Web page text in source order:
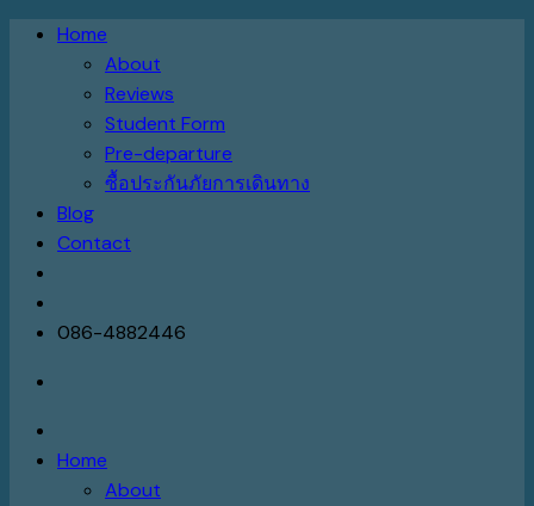
Skip Home
About
Reviews
Student Form
Pre-departure
ซื้อประกันภัยการเดินทาง
Blog
Contact
086-4882446
Home
About